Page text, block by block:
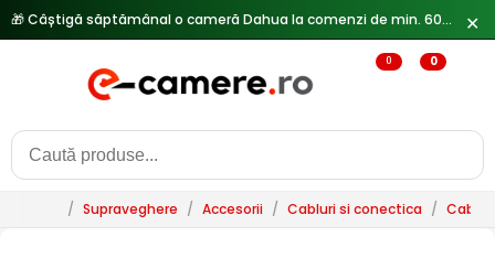
🎁 Câștigă săptămânal o cameră Dahua la comenzi de min. 600 lei — ✕
0 0
/ Supraveghere / Accesorii / Cabluri si conectica / Cabluri